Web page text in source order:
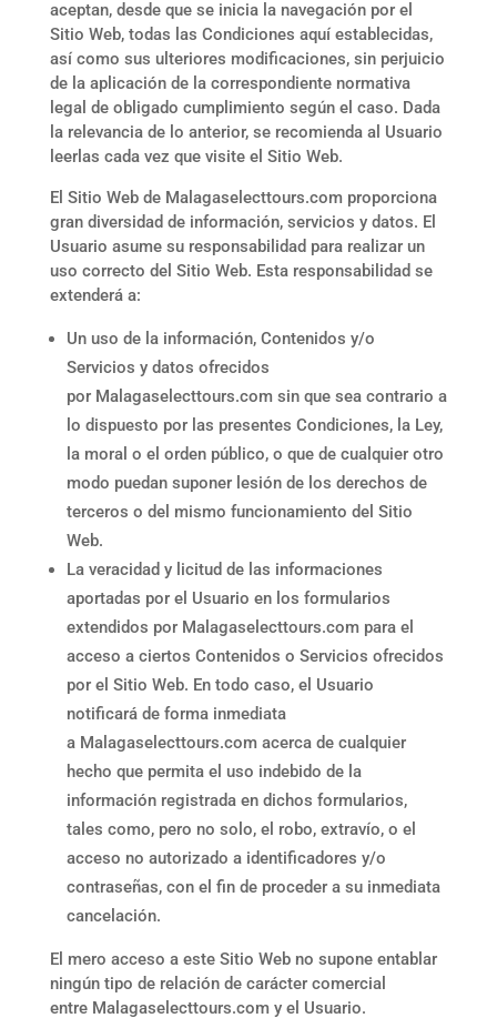
aceptan, desde que se inicia la navegación por el
Sitio Web, todas las Condiciones aquí establecidas,
así como sus ulteriores modificaciones, sin perjuicio
de la aplicación de la correspondiente normativa
legal de obligado cumplimiento según el caso. Dada
la relevancia de lo anterior, se recomienda al Usuario
leerlas cada vez que visite el Sitio Web.
El Sitio Web de Malagaselecttours.com proporciona
gran diversidad de información, servicios y datos. El
Usuario asume su responsabilidad para realizar un
uso correcto del Sitio Web. Esta responsabilidad se
extenderá a:
Un uso de la información, Contenidos y/o
Servicios y datos ofrecidos
por Malagaselecttours.com sin que sea contrario a
lo dispuesto por las presentes Condiciones, la Ley,
la moral o el orden público, o que de cualquier otro
modo puedan suponer lesión de los derechos de
terceros o del mismo funcionamiento del Sitio
Web.
La veracidad y licitud de las informaciones
aportadas por el Usuario en los formularios
extendidos por Malagaselecttours.com para el
acceso a ciertos Contenidos o Servicios ofrecidos
por el Sitio Web. En todo caso, el Usuario
notificará de forma inmediata
a Malagaselecttours.com acerca de cualquier
hecho que permita el uso indebido de la
información registrada en dichos formularios,
tales como, pero no solo, el robo, extravío, o el
acceso no autorizado a identificadores y/o
contraseñas, con el fin de proceder a su inmediata
cancelación.
El mero acceso a este Sitio Web no supone entablar
ningún tipo de relación de carácter comercial
entre Malagaselecttours.com y el Usuario.